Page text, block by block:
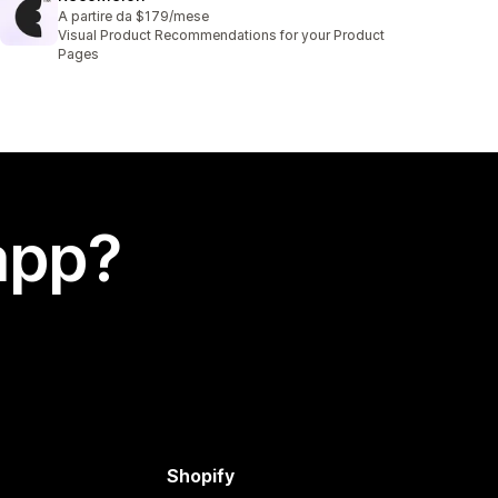
A partire da $179/mese
Visual Product Recommendations for your Product
Pages
Shopify